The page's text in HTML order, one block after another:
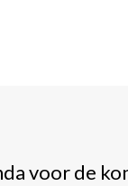
voor de